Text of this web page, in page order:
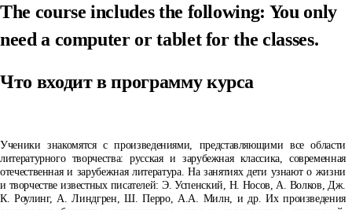
The course includes the following: You only
need a computer or tablet for the classes.
Что входит в программу курса
Ученики знакомятся с произведениями, представляющими все области
литературного творчества: русская и зарубежная классика, современная
отечественная и зарубежная литература. На занятиях дети узнают о жизни
и творчестве известных писателей: Э. Успенский, Н. Носов, А. Волков, Дж.
К. Роулинг, А. Линдгрен, Ш. Перро, А.А. Милн, и др. Их произведения